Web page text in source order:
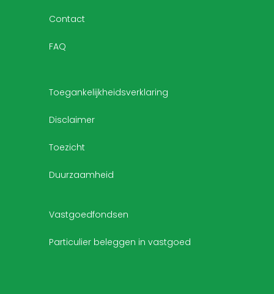
Contact
FAQ
Toegankelijkheidsverklaring
Disclaimer
Toezicht
Duurzaamheid
Vastgoedfondsen
Particulier beleggen in vastgoed